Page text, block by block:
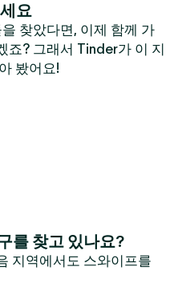
요
찾았다면, 이제 함께 가
죠? 그래서 Tinder가 이 지
봤어요!
를 찾고 있나요?
지역에서도 스와이프를